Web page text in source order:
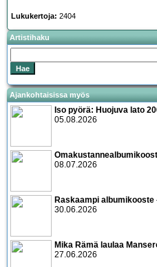
Lukukertoja: 2404
Artistihaku
Ajankohtaisissa myös
Iso pyörä: Huojuva lato
05.08.2026
08.07.2026
Raskaampi albumikooste
30.06.2026
Mika Rämä laulaa
27.06.2026